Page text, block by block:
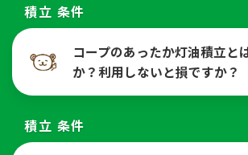
積立 条件
コープのあったか灯油積立と
か？利用しないと損ですか？
積立 条件